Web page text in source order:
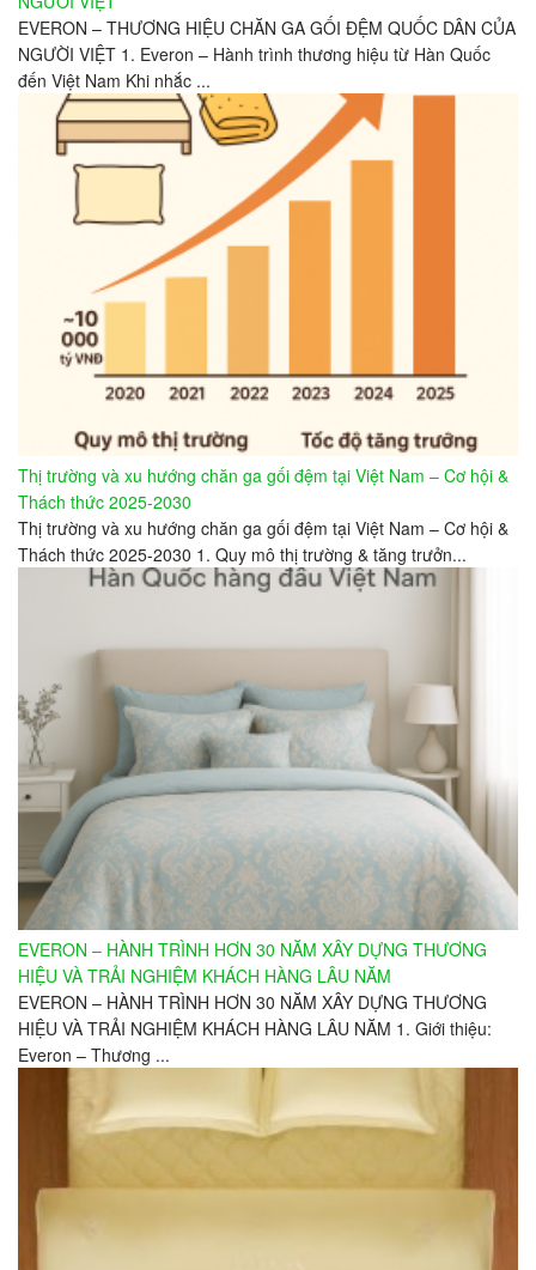
EVERON – THƯƠNG HIỆU CHĂN GA GỐI ĐỆM QUỐC DÂN CỦA
NGƯỜI VIỆT 1. Everon – Hành trình thương hiệu từ Hàn Quốc
đến Việt Nam Khi nhắc ...
Thị trường và xu hướng chăn ga gối đệm tại Việt Nam – Cơ hội &
Thách thức 2025-2030
Thị trường và xu hướng chăn ga gối đệm tại Việt Nam – Cơ hội &
Thách thức 2025-2030 1. Quy mô thị trường & tăng trưởn...
EVERON – HÀNH TRÌNH HƠN 30 NĂM XÂY DỰNG THƯƠNG
HIỆU VÀ TRẢI NGHIỆM KHÁCH HÀNG LÂU NĂM
EVERON – HÀNH TRÌNH HƠN 30 NĂM XÂY DỰNG THƯƠNG
HIỆU VÀ TRẢI NGHIỆM KHÁCH HÀNG LÂU NĂM 1. Giới thiệu:
Everon – Thương ...